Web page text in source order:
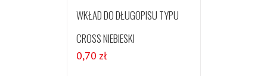
WKŁAD DO DŁUGOPISU TYPU
CROSS NIEBIESKI
0,70 zł